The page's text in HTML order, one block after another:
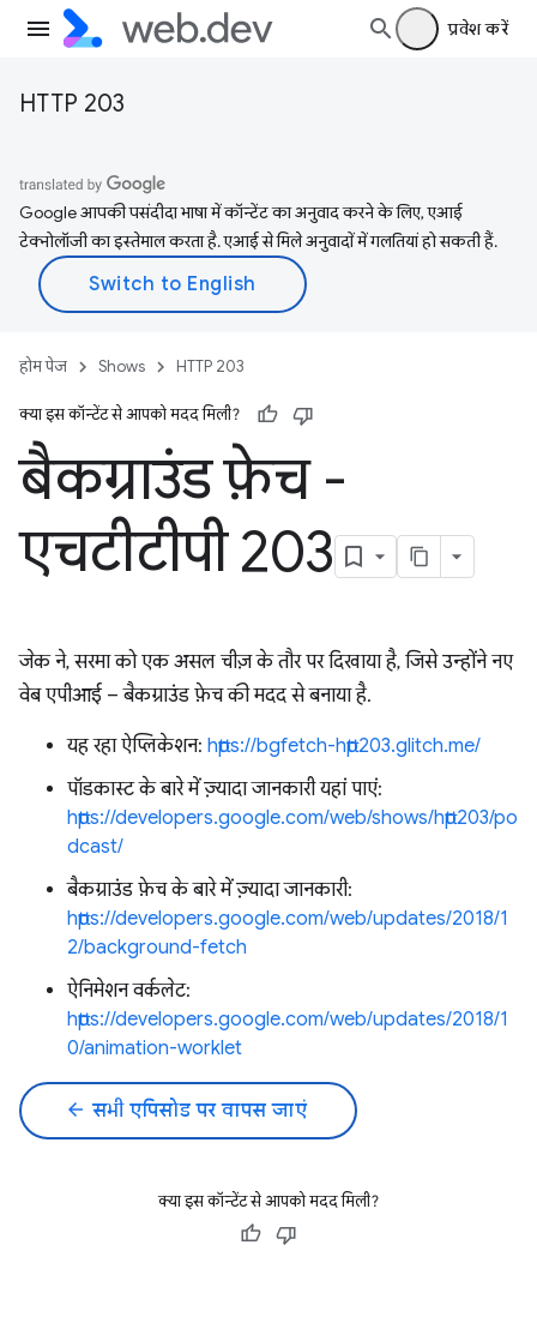
प्रवेश करें
HTTP 203
Google आपकी पसंदीदा भाषा में कॉन्टेंट का अनुवाद करने के लिए, एआई
टेक्नोलॉजी का इस्तेमाल करता है. एआई से मिले अनुवादों में गलतियां हो सकती हैं.
होम पेज Shows HTTP 203
क्या इस कॉन्टेंट से आपको मदद मिली?
बैकग्राउंड फ़ेच -
एचटीटीपी 203
जेक ने, सरमा को एक असल चीज़ के तौर पर दिखाया है, जिसे उन्होंने नए
वेब एपीआई – बैकग्राउंड फ़ेच की मदद से बनाया है.
यह रहा ऐप्लिकेशन: https://bgfetch-http203.glitch.me/
पॉडकास्ट के बारे में ज़्यादा जानकारी यहां पाएं:
https://developers.google.com/web/shows/http203/po
dcast/
बैकग्राउंड फ़ेच के बारे में ज़्यादा जानकारी:
https://developers.google.com/web/updates/2018/1
2/background-fetch
ऐनिमेशन वर्कलेट:
https://developers.google.com/web/updates/2018/1
0/animation-worklet
arrow_back सभी एपिसोड पर वापस जाएं
क्या इस कॉन्टेंट से आपको मदद मिली?